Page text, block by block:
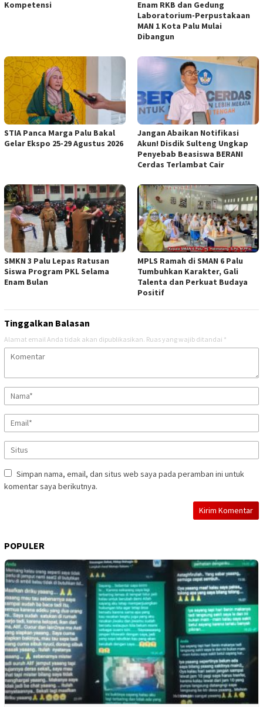
Kompetensi
Enam RKB dan Gedung
Laboratorium-Perpustakaan
MAN 1 Kota Palu Mulai
Dibangun
STIA Panca Marga Palu Bakal
Gelar Ekspo 25-29 Agustus 2026
Jangan Abaikan Notifikasi
Akun! Disdik Sulteng Ungkap
Penyebab Beasiswa BERANI
Cerdas Terlambat Cair
SMKN 3 Palu Lepas Ratusan
Siswa Program PKL Selama
Enam Bulan
MPLS Ramah di SMAN 6 Palu
Tumbuhkan Karakter, Gali
Talenta dan Perkuat Budaya
Positif
Tinggalkan Balasan
Alamat email Anda tidak akan dipublikasikan. Ruas yang wajib ditandai *
Simpan nama, email, dan situs web saya pada peramban ini untuk
komentar saya berikutnya.
POPULER